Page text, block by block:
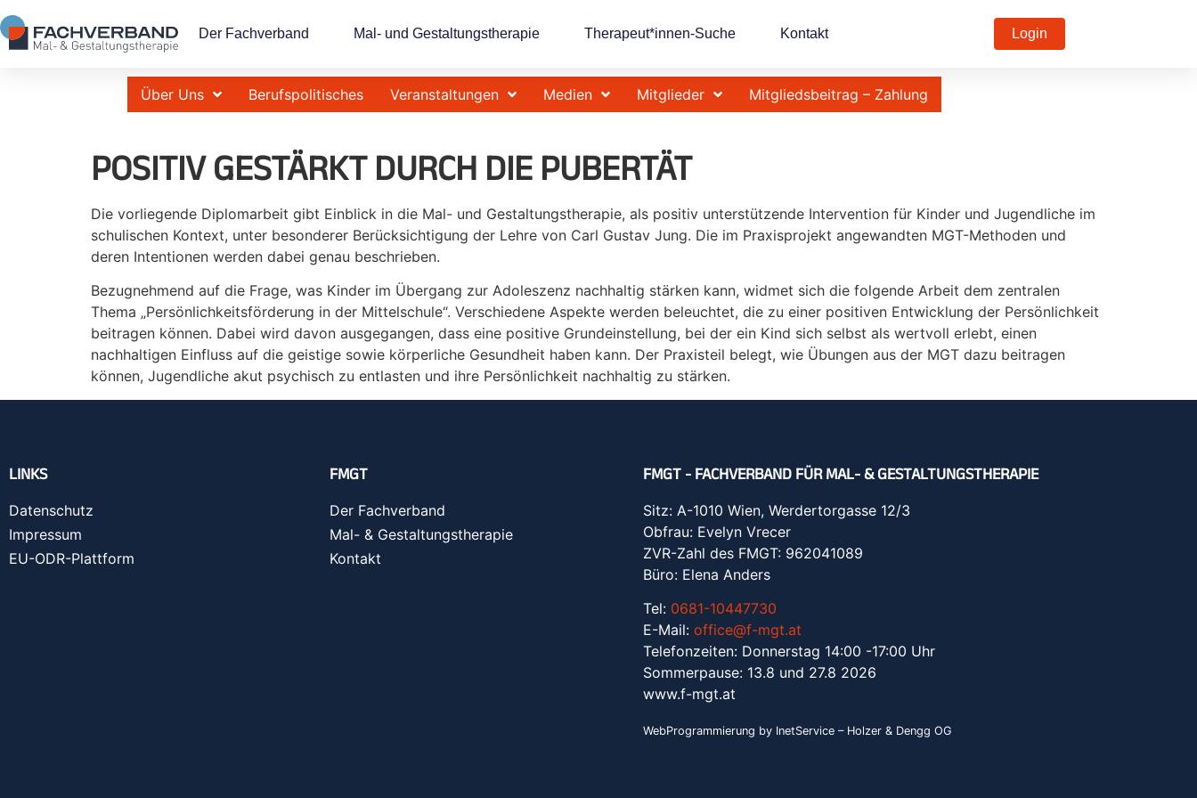
Der Fachverband Mal- und Gestaltungstherapie Therapeut*innen-Suche Kontakt Login
Über Uns Berufspolitisches Veranstaltungen Medien Mitglieder Mitgliedsbeitrag – Zahlung
POSITIV GESTÄRKT DURCH DIE PUBERTÄT
Die vorliegende Diplomarbeit gibt Einblick in die Mal- und Gestaltungstherapie, als positiv unterstützende Intervention für Kinder und Jugendliche im
schulischen Kontext, unter besonderer Berücksichtigung der Lehre von Carl Gustav Jung. Die im Praxisprojekt angewandten MGT-Methoden und
deren Intentionen werden dabei genau beschrieben.
Bezugnehmend auf die Frage, was Kinder im Übergang zur Adoleszenz nachhaltig stärken kann, widmet sich die folgende Arbeit dem zentralen
Thema „Persönlichkeitsförderung in der Mittelschule“. Verschiedene Aspekte werden beleuchtet, die zu einer positiven Entwicklung der Persönlichkeit
beitragen können. Dabei wird davon ausgegangen, dass eine positive Grundeinstellung, bei der ein Kind sich selbst als wertvoll erlebt, einen
nachhaltigen Einfluss auf die geistige sowie körperliche Gesundheit haben kann. Der Praxisteil belegt, wie Übungen aus der MGT dazu beitragen
können, Jugendliche akut psychisch zu entlasten und ihre Persönlichkeit nachhaltig zu stärken.
LINKS
Datenschutz
Impressum
EU-ODR-Plattform
FMGT
Der Fachverband
Mal- & Gestaltungstherapie
Kontakt
FMGT - FACHVERBAND FÜR MAL- & GESTALTUNGSTHERAPIE
Sitz: A-1010 Wien, Werdertorgasse 12/3
Obfrau: Evelyn Vrecer
ZVR-Zahl des FMGT: 962041089
Büro: Elena Anders
Tel: 0681-10447730
E-Mail: office@f-mgt.at
Telefonzeiten: Donnerstag 14:00 -17:00 Uhr
Sommerpause: 13.8 und 27.8 2026
www.f-mgt.at
WebProgrammierung by InetService – Holzer & Dengg OG